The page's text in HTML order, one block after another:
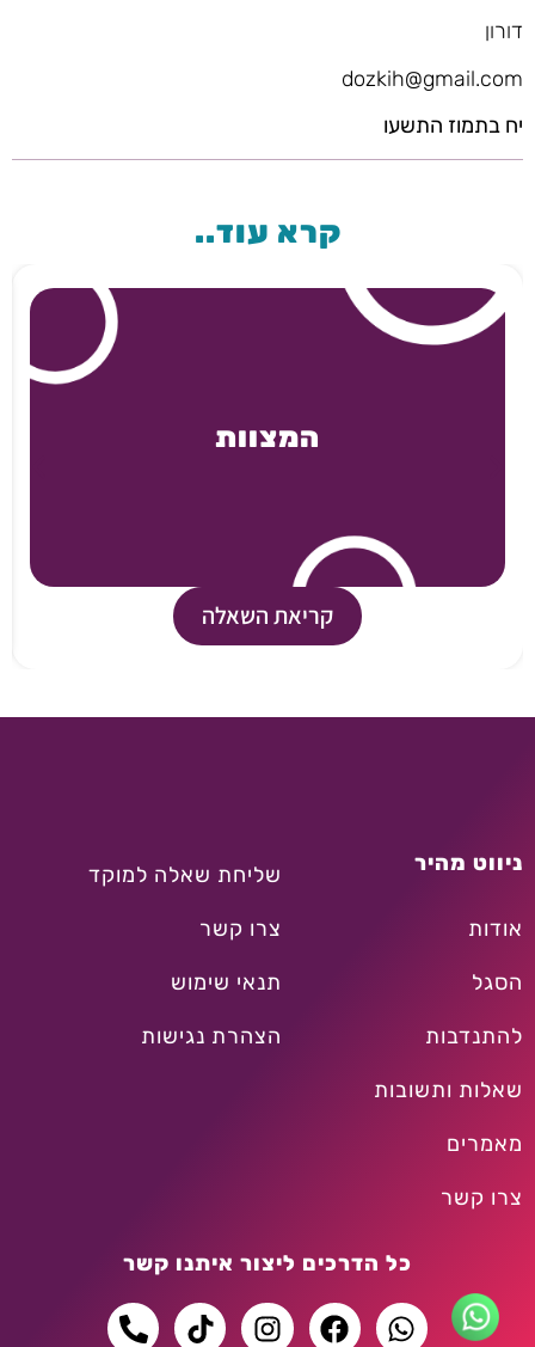
דורון
dozkih@gmail.com
יח בתמוז התשעו
קרא עוד..
המצוות
קריאת השאלה
ניווט מהיר
אודות
הסגל
להתנדבות
שאלות ותשובות
מאמרים
צרו קשר
שליחת שאלה למוקד
צרו קשר
תנאי שימוש
הצהרת נגישות
כל הדרכים ליצור איתנו קשר